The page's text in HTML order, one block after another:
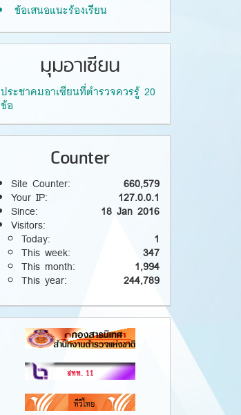
ข้อเสนอแนะร้องเรียน
มุมอาเซียน
ประชาคมอาเซียนที่ตำรวจควรรู้ 20
ข้อ
Counter
Site Counter: 660,579
Your IP: 127.0.0.1
Since: 18 Jan 2016
Visitors:
Today: 1
This week: 347
This month: 1,994
This year: 244,789